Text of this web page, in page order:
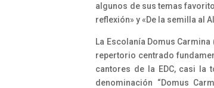
algunos de sus temas
reflexión» y «De la semilla al
La Escolanía Domus
repertorio centrado
cantores de la EDC, casi
denominación “Domus